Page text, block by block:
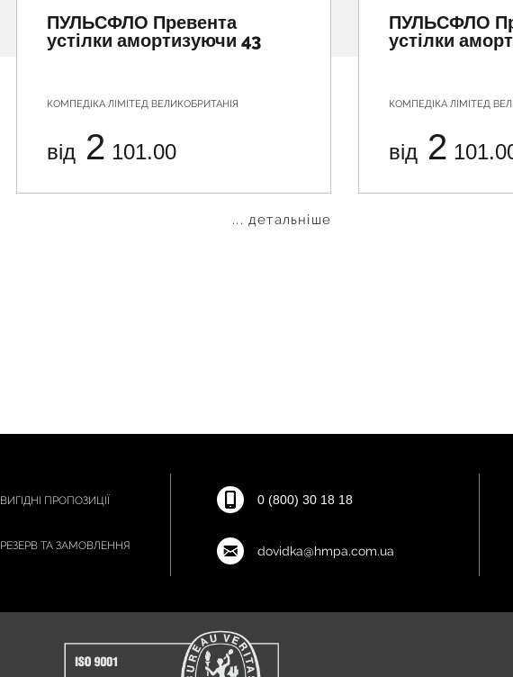
ПУЛЬСФЛО Превента
устілки амортизуючи 43
КОМПЕДІКА ЛІМІТЕД ВЕЛИКОБРИТАНІЯ
від 2 101.00
... детальніше
ПУЛЬСФЛО
устілки
КОМПЕДІКА ЛІМІТЕД
від 2
ВИГІДНІ ПРОПОЗИЦІЇ
РЕЗЕРВ ТА ЗАМОВЛЕННЯ
0 (800) 30 18 18
dovidka@hmpa.com.ua